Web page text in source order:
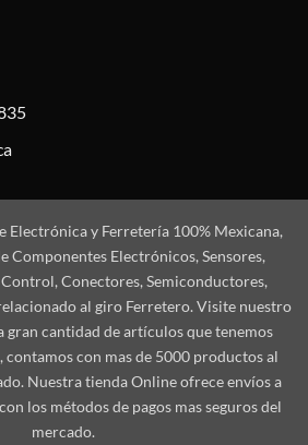
Electrónica y Ferretería 100% Mexicana,
Componentes Electrónicos, Sensores,
Conectores, Semiconductores,
al giro Ferretero. Visite nuestro
gran cantidad de artículos que tenemos
contamos con mas de 5000 productos al
Nuestra tienda Online ofrece envíos a
los métodos de pagos mas seguros del
mercado.